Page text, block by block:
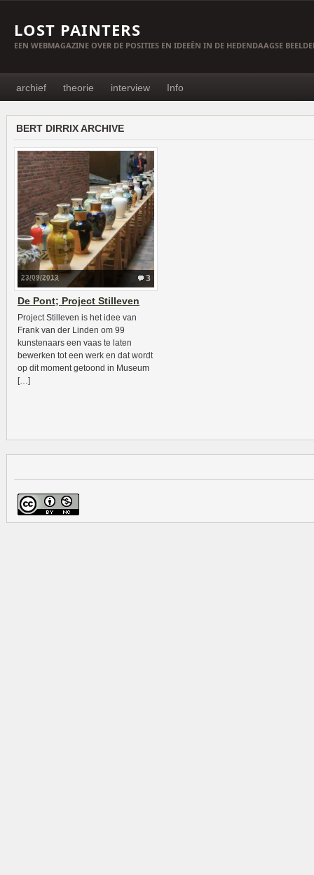
LOST PAINTERS
EEN WEBMAGAZINE OVER DE POSITIES EN IDEEËN IN DE HEDENDAAGSE
archief theorie interview Info
BERT DIRRIX ARCHIVE
3
23/09/2013
De Pont; Project Stilleven
Project Stilleven is het idee van
Frank van der Linden om 99
kunstenaars een vaas te laten
bewerken tot een werk en dat wordt
op dit moment getoond in Museum
[…]